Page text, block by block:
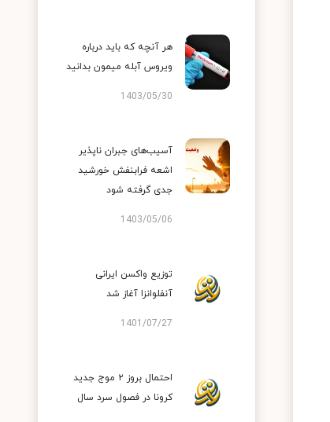
هر آنچه که باید درباره
ویروس آبله میمون بدانید
1403/05/30
آسیب‌های جبران ناپذیر
اشعه فرابنفش خورشید
جدی گرفته شود
1403/05/06
توزیع واکسن ایرانی
آنفلوانزا آغاز شد
1401/07/27
احتمال بروز ۲ موج جدید
کرونا در فصول سرد سال